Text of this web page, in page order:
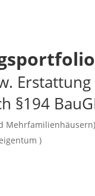
§194
Mehrfamilienhäusern)
)